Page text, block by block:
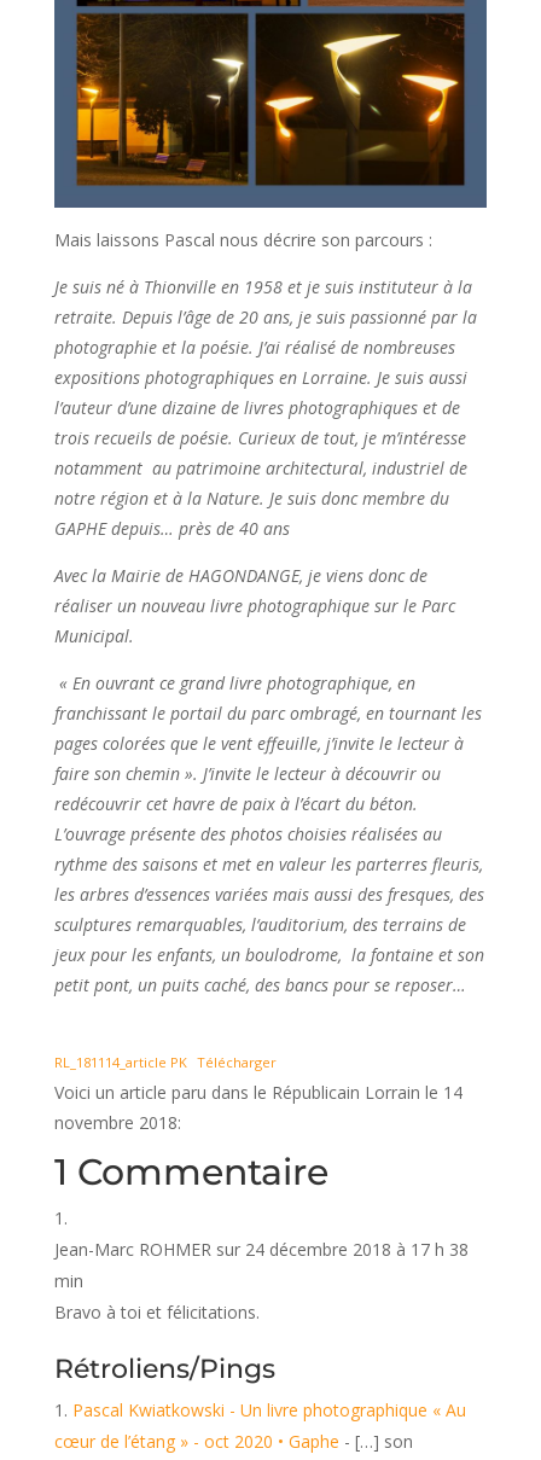
Mais laissons Pascal nous décrire son parcours :
Je suis né à Thionville en 1958 et je suis instituteur à la
retraite. Depuis l’âge de 20 ans, je suis passionné par la
photographie et la poésie. J’ai réalisé de nombreuses
expositions photographiques en Lorraine. Je suis aussi
l’auteur d’une dizaine de livres photographiques et de
trois recueils de poésie. Curieux de tout, je m’intéresse
notamment au patrimoine architectural, industriel de
notre région et à la Nature. Je suis donc membre du
GAPHE depuis… près de 40 ans
Avec la Mairie de HAGONDANGE, je viens donc de
réaliser un nouveau livre photographique sur le Parc
Municipal.
« En ouvrant ce grand livre photographique, en
franchissant le portail du parc ombragé, en tournant les
pages colorées que le vent effeuille, j’invite le lecteur à
faire son chemin ». J’invite le lecteur à découvrir ou
redécouvrir cet havre de paix à l’écart du béton.
L’ouvrage présente des photos choisies réalisées au
rythme des saisons et met en valeur les parterres fleuris,
les arbres d’essences variées mais aussi des fresques, des
sculptures remarquables, l‘auditorium, des terrains de
jeux pour les enfants, un boulodrome, la fontaine et son
petit pont, un puits caché, des bancs pour se reposer…
RL_181114_article PK Télécharger
Voici un article paru dans le Républicain Lorrain le 14
novembre 2018:
1 Commentaire
Jean-Marc ROHMER sur 24 décembre 2018 à 17 h 38
min
Bravo à toi et félicitations.
Rétroliens/Pings
Pascal Kwiatkowski - Un livre photographique « Au
cœur de l’étang » - oct 2020 • Gaphe - […] son